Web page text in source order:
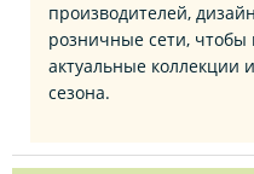
производителей,
розничные сети, чтобы
актуальные коллекции
сезона.